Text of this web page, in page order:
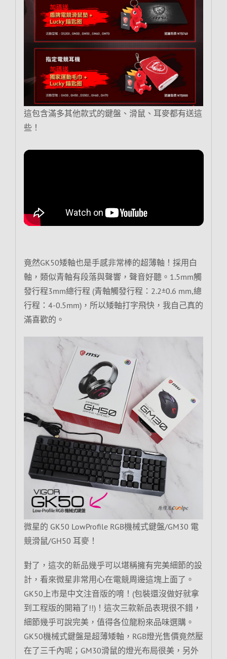
這包含滿多其他款式的鍵盤、滑鼠、耳麥都有送這
些！
竟然GK50矮軸也是手感非常棒的超薄軸！採用白
軸，類似青軸有段落與聲響，聲音好聽。1.5mm觸
發行程3mm總行程 (青軸觸發行程：2.2±0.6 mm,總
行程：4-0.5mm)，所以矮軸打字飛快，我自己真的
滿喜歡的。
微星的 GK50 LowProfile RGB機械式鍵盤/GM30 電
競滑鼠/GH50 耳麥！
對了，這次的新品幾乎可以堪稱擁有完美細節的設
計，看來微星非常用心在電競周邊這塊上面了。
GK50上市是中文注音版的唷！(包裝還沒做好就拿
到工程版的開箱了!!)！這次三款新品表現很不錯，
細節幾乎可說完美，值得各位龍粉來品味選購。
GK50機械式鍵盤是超薄矮軸，RGB燈光售價竟然壓
在了三千內呢；GM30滑鼠的燈光布局很美，另外